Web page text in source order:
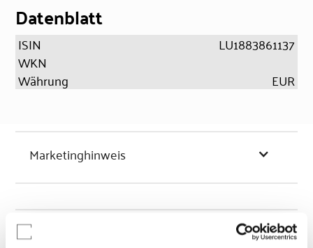
Datenblatt
ISIN
LU1883861137
WKN
Währung
EUR
Marketinghinweis
Chancen & Risiken